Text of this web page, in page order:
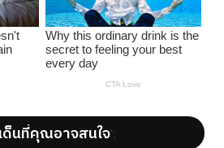
ด็นที่คุณอาจสนใจ';